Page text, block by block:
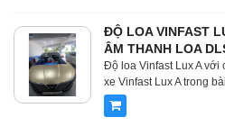
ĐỘ LOA VINFAST
ÂM THANH LOA
Độ loa Vinfast Lux A với
xe Vinfast Lux A trong